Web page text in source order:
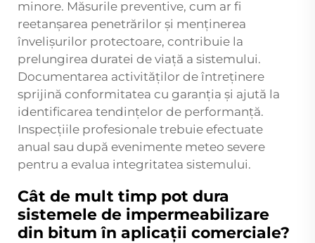
minore. Măsurile preventive, cum ar fi
reetanșarea penetrărilor și menținerea
învelișurilor protectoare, contribuie la
prelungirea duratei de viață a sistemului.
Documentarea activităților de întreținere
sprijină conformitatea cu garanția și ajută la
identificarea tendințelor de performanță.
Inspecțiile profesionale trebuie efectuate
anual sau după evenimente meteo severe
pentru a evalua integritatea sistemului.
Cât de mult timp pot dura
sistemele de impermeabilizare
din bitum în aplicații comerciale?